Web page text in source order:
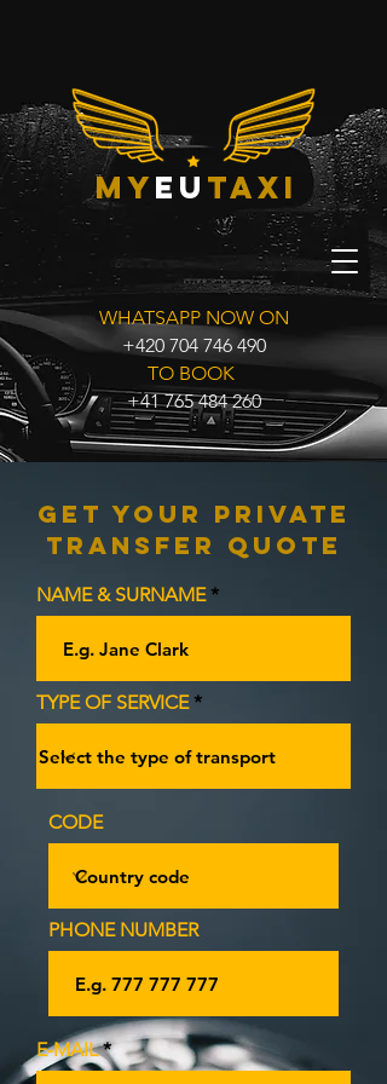
myeu taxi
WHATSAPP NOW ON
+420 704 746 490
TO BOOK
+41 765 484 260
Get Your Private
Transfer Quote
NAME & SURNAME
TYPE OF SERVICE
CODE
PHONE NUMBER
E‑MAIL